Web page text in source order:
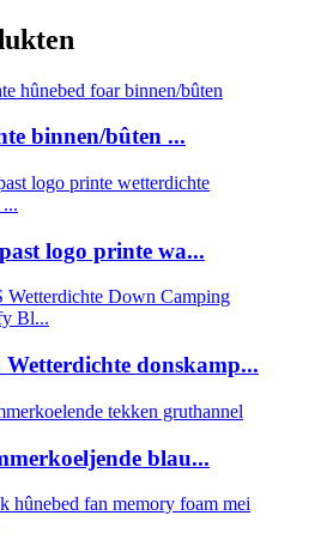
binnen/bûten ...
logo printe wa...
donskamp...
blau...